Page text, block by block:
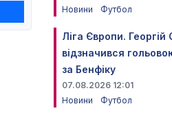
Новини
Футбол
Ліга Європи. Георгій
відзначився
за Бенфіку
07.08.2026 12:01
Новини
Футбол